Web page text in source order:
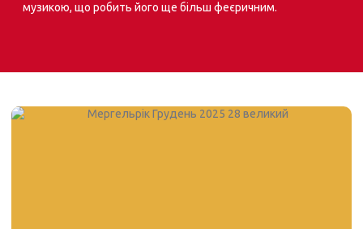
музикою, що робить його ще більш феєричним.